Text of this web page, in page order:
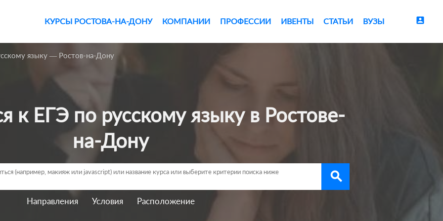
КУРСЫ РОСТОВА-НА-ДОНУ КОМПАНИИ ПРОФЕССИИ ИВЕНТЫ СТАТЬИ ВУЗЫ account_box
языку — Ростов-на-Дону
на-Дону
search
Направления Условия Расположение